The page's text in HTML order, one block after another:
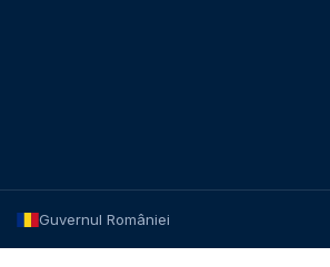
Guvernul României